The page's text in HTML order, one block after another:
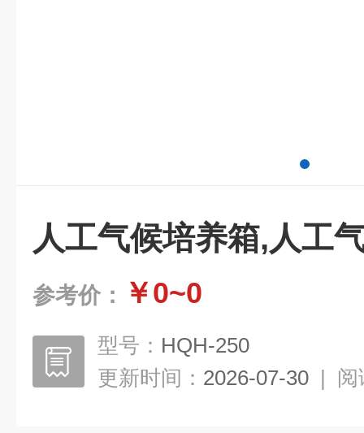
人工气候培养箱,人工
参考价： ￥0~0
型号： HQH-250
更新时间： 2026-07-30 | 阅